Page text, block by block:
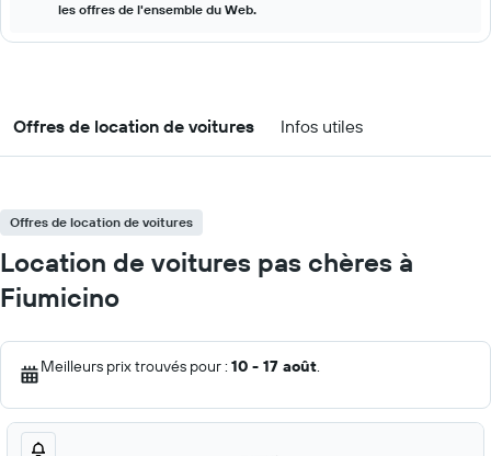
les offres de l'ensemble du Web.
Offres de location de voitures Infos utiles
Offres de location de voitures
Location de voitures pas chères à
Fiumicino
Meilleurs prix trouvés pour : 10 - 17 août.